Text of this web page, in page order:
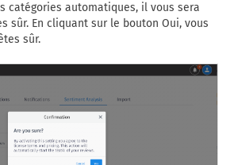
catégories automatiques, il vous sera
sûr. En cliquant sur le bouton Oui, vous
sûr.